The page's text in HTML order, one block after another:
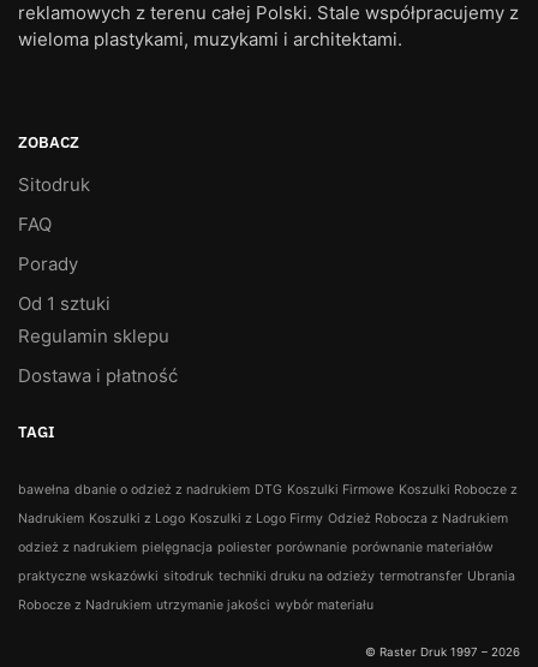
reklamowych z terenu całej Polski. Stale współpracujemy z
wieloma plastykami, muzykami i architektami.
ZOBACZ
Sitodruk
FAQ
Porady
Od 1 sztuki
Regulamin sklepu
Dostawa i płatność
TAGI
bawełna dbanie o odzież z nadrukiem DTG Koszulki Firmowe Koszulki Robocze z
Nadrukiem Koszulki z Logo Koszulki z Logo Firmy Odzież Robocza z Nadrukiem
odzież z nadrukiem pielęgnacja poliester porównanie porównanie materiałów
praktyczne wskazówki sitodruk techniki druku na odzieży termotransfer Ubrania
Robocze z Nadrukiem utrzymanie jakości wybór materiału
© Raster Druk 1997 – 2026